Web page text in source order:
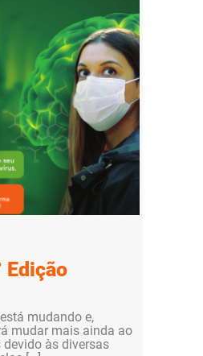
Edição
mudando e,
mudar mais ainda ao
devido às diversas